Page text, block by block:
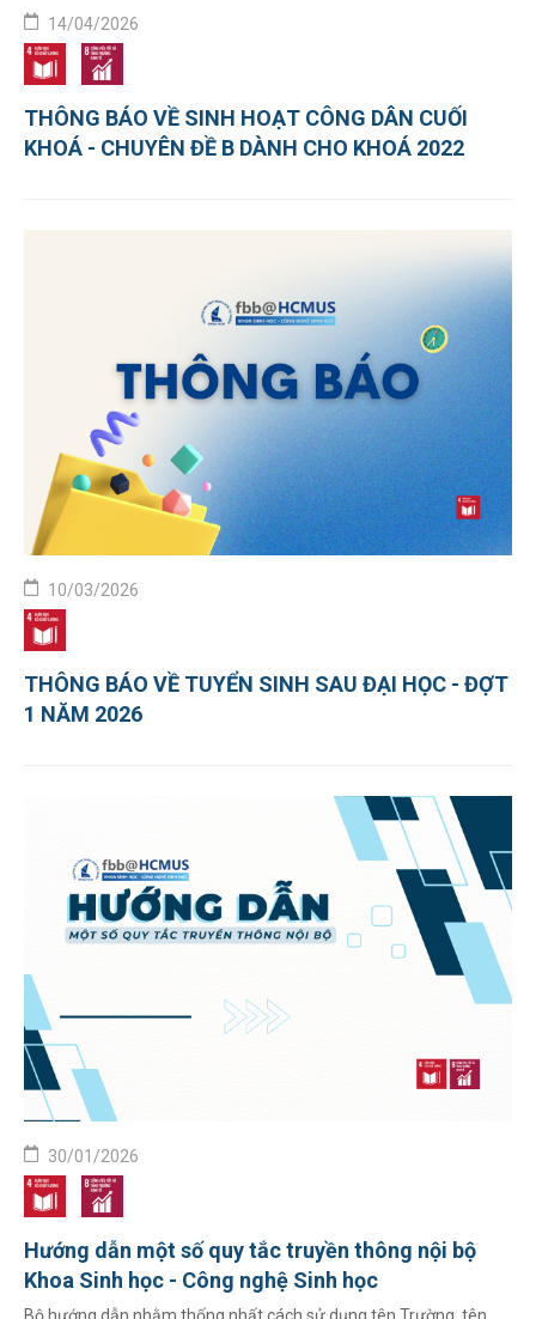
14/04/2026
THÔNG BÁO VỀ SINH HOẠT CÔNG DÂN CUỐI
KHOÁ - CHUYÊN ĐỀ B DÀNH CHO KHOÁ 2022
10/03/2026
THÔNG BÁO VỀ TUYỂN SINH SAU ĐẠI HỌC - ĐỢT
1 NĂM 2026
30/01/2026
Hướng dẫn một số quy tắc truyền thông nội bộ
Khoa Sinh học - Công nghệ Sinh học
Bộ hướng dẫn nhằm thống nhất cách sử dụng tên Trường, tên